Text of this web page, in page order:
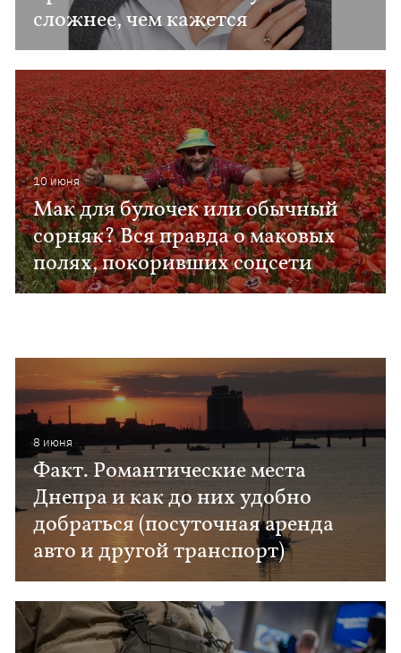
сложнее, чем кажется
10 июня
Мак для булочек или обычный
сорняк? Вся правда о маковых
полях, покоривших соцсети
8 июня
Факт. Романтические места
Днепра и как до них удобно
добраться (посуточная аренда
авто и другой транспорт)